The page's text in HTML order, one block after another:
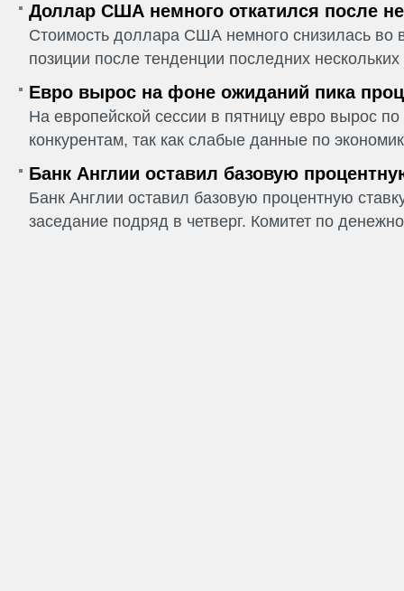
Доллар США немного откатился после
Стоимость доллара США немного снизилась во
позиции после тенденции последних
Евро вырос на фоне ожиданий пика
На европейской сессии в пятницу евро вырос
конкурентам, так как слабые данные по
Банк Англии оставил базовую
Банк Англии оставил базовую процентную
заседание подряд в четверг. Комитет по